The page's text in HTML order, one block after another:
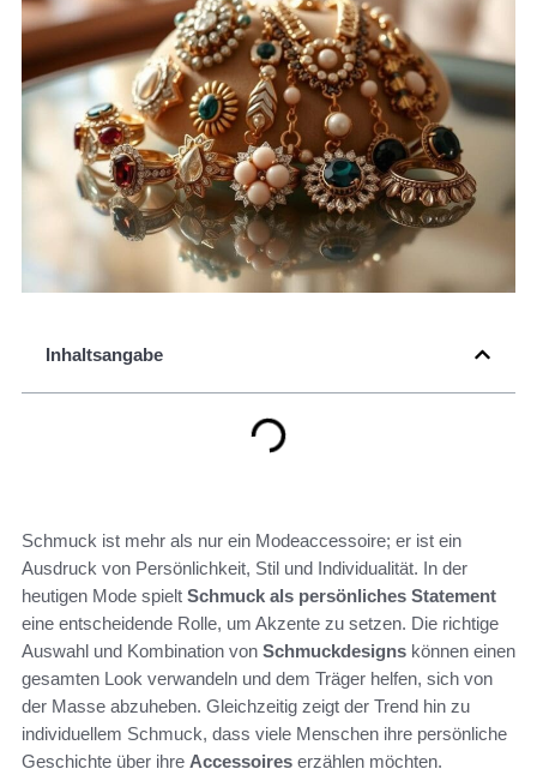
Inhaltsangabe
Schmuck ist mehr als nur ein Modeaccessoire; er ist ein
Ausdruck von Persönlichkeit, Stil und Individualität. In der
heutigen Mode spielt Schmuck als persönliches Statement
eine entscheidende Rolle, um Akzente zu setzen. Die richtige
Auswahl und Kombination von Schmuckdesigns können einen
gesamten Look verwandeln und dem Träger helfen, sich von
der Masse abzuheben. Gleichzeitig zeigt der Trend hin zu
individuellem Schmuck, dass viele Menschen ihre persönliche
Geschichte über ihre Accessoires erzählen möchten.